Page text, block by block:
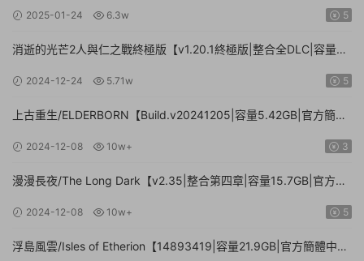
2025-01-24 6.3w 5
消逝的光芒2人與仁之戰終極版【v1.20.1終極版|整合全DLC|容量
2024-12-24 5.71w 5
上古重生/ELDERBORN【Build.v20241205|容量5.42GB|官方簡體
2024-12-08 10w+ 3
漫漫長夜/The Long Dark【v2.35|整合第四章|容量15.7GB|官方簡
2024-12-08 10w+ 5
浮島風雲/Isles of Etherion【14893419|容量21.9GB|官方簡體中